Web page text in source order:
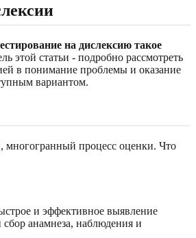
на дислексию такое
этой статьи - подробно рассмотреть
в понимание проблемы и оказание
вариантом.
многогранный процесс оценки. Что
и эффективное выявление
анамнеза, наблюдения и